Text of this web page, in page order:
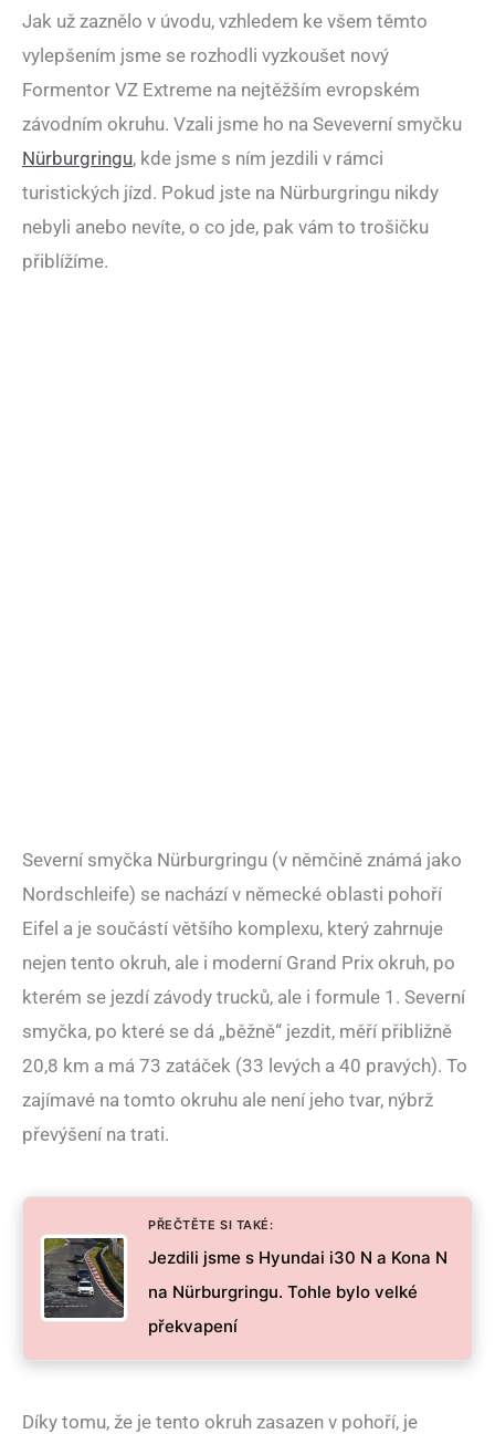
Jak už zaznělo v úvodu, vzhledem ke všem těmto
vylepšením jsme se rozhodli vyzkoušet nový
Formentor VZ Extreme na nejtěžším evropském
závodním okruhu. Vzali jsme ho na Seveverní smyčku
Nürburgringu, kde jsme s ním jezdili v rámci
turistických jízd. Pokud jste na Nürburgringu nikdy
nebyli anebo nevíte, o co jde, pak vám to trošičku
přiblížíme.
Severní smyčka Nürburgringu (v němčině známá jako
Nordschleife) se nachází v německé oblasti pohoří
Eifel a je součástí většího komplexu, který zahrnuje
nejen tento okruh, ale i moderní Grand Prix okruh, po
kterém se jezdí závody trucků, ale i formule 1. Severní
smyčka, po které se dá „běžně“ jezdit, měří přibližně
20,8 km a má 73 zatáček (33 levých a 40 pravých). To
zajímavé na tomto okruhu ale není jeho tvar, nýbrž
převýšení na trati.
PŘEČTĚTE SI TAKÉ:
Jezdili jsme s Hyundai i30 N a Kona N
na Nürburgringu. Tohle bylo velké
překvapení
Díky tomu, že je tento okruh zasazen v pohoří, je